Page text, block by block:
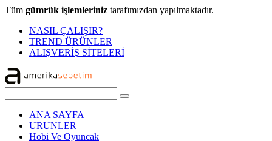
Tüm gümrük işlemleriniz tarafımızdan yapılmaktadır.
NASIL ÇALIŞIR?
TREND ÜRÜNLER
ALIŞVERİŞ SİTELERİ
ANA SAYFA
URUNLER
Hobi Ve Oyuncak